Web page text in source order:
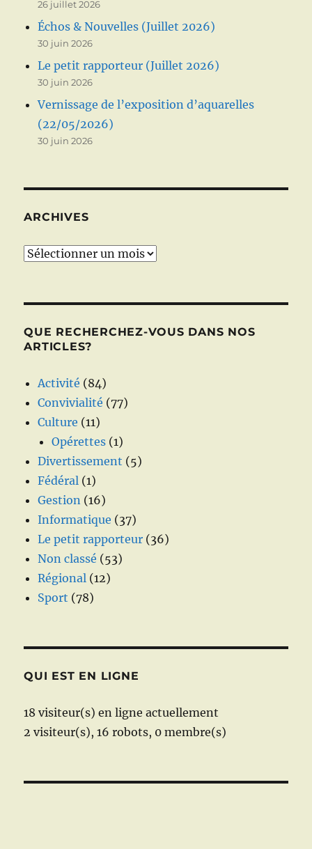
26 juillet 2026
Échos & Nouvelles (Juillet 2026)
30 juin 2026
Le petit rapporteur (Juillet 2026)
30 juin 2026
Vernissage de l’exposition d’aquarelles
(22/05/2026)
30 juin 2026
ARCHIVES
Archives
QUE RECHERCHEZ-VOUS DANS NOS
ARTICLES?
Activité (84)
Convivialité (77)
Culture (11)
Opérettes (1)
Divertissement (5)
Fédéral (1)
Gestion (16)
Informatique (37)
Le petit rapporteur (36)
Non classé (53)
Régional (12)
Sport (78)
QUI EST EN LIGNE
18 visiteur(s) en ligne actuellement
2 visiteur(s), 16 robots, 0 membre(s)